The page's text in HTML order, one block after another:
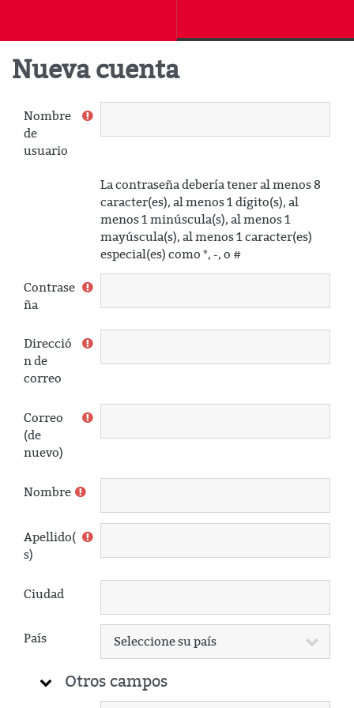
Nueva cuenta
Nombre
de
usuario
La contraseña debería tener al menos 8
caracter(es), al menos 1 dígito(s), al
menos 1 minúscula(s), al menos 1
mayúscula(s), al menos 1 caracter(es)
especial(es) como *, -, o #
Contrase
ña
Direcció
n de
correo
Correo
(de
nuevo)
Nombre
Apellido(
s)
Ciudad
País
Otros campos
Otros campos
Otros campos